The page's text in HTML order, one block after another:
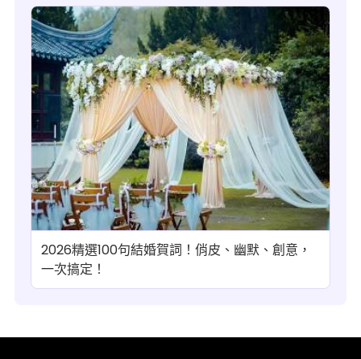
2026精選100句結婚賀詞！俏皮、幽默、創意，
一次搞定！